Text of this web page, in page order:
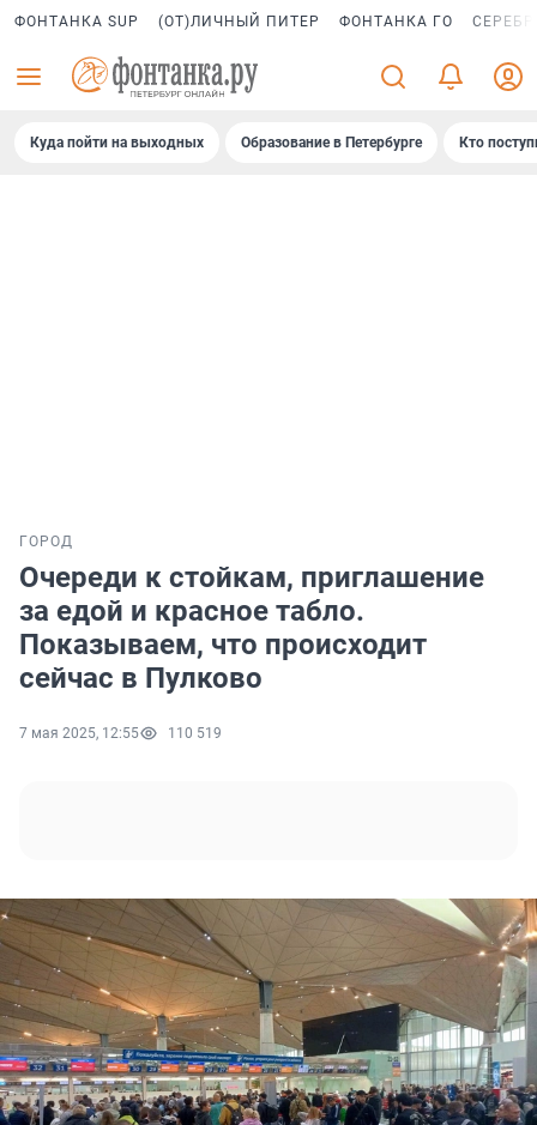
ФОНТАНКА SUP (ОТ)ЛИЧНЫЙ ПИТЕР ФОНТАНКА ГО
Куда пойти на выходных Образование в Петербурге Кто
ГОРОД
Очереди к стойкам, приглашение
за едой и красное табло.
Показываем, что происходит
сейчас в Пулково
7 мая 2025, 12:55 110 519